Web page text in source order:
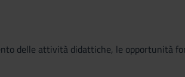
delle attività didattiche, le opportunità